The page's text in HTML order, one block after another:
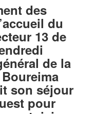
des
du
13 de
de la
son séjour
pour